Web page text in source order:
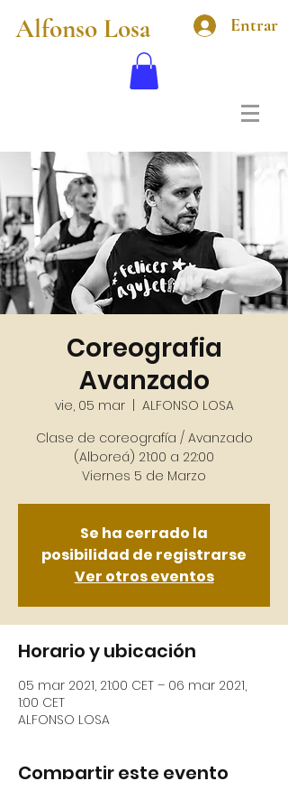
Alfonso Losa Entrar
Coreografia
Avanzado
vie, 05 mar
  |
ALFONSO LOSA
Clase de coreografía / Avanzado
(Alboreá) 21:00 a 22:00
Viernes 5 de Marzo
Se ha cerrado la
posibilidad de registrarse
Ver otros eventos
Horario y ubicación
05 mar 2021, 21:00 CET – 06 mar 2021,
1:00 CET
ALFONSO LOSA
Compartir este evento